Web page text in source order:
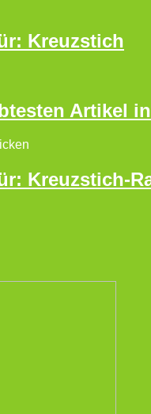
Kreuzstich
Artikel
Kreuzstich-